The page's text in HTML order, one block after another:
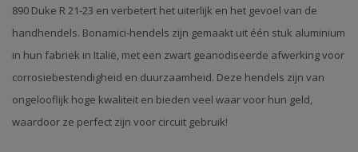
890 Duke R 21-23 en verbetert het uiterlijk en het gevoel van de
handhendels. Bonamici-hendels zijn gemaakt uit één stuk aluminium
in hun fabriek in Italië, met een zwart geanodiseerde afwerking voor
corrosiebestendigheid en duurzaamheid. Deze hendels zijn van
ongelooflijk hoge kwaliteit en bieden veel waar voor hun geld,
waardoor ze perfect zijn voor circuit gebruik!